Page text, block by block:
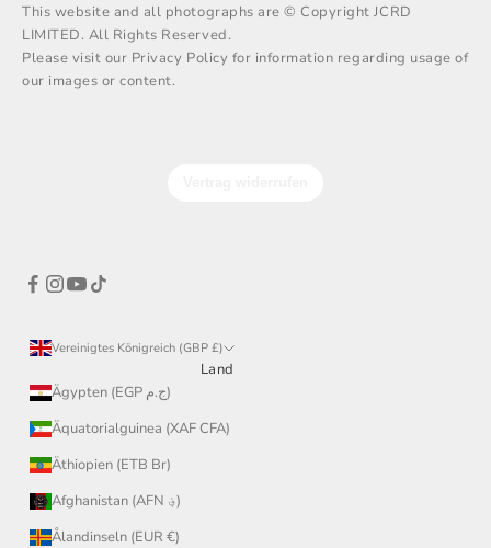
This website and all photographs are © Copyright JCRD
LIMITED. All Rights Reserved.
Please visit our Privacy Policy for information regarding usage of
our images or content.
Vereinigtes Königreich (GBP £)
Land
Ägypten (EGP ج.م)
Äquatorialguinea (XAF CFA)
Äthiopien (ETB Br)
Afghanistan (AFN ؋)
Ålandinseln (EUR €)